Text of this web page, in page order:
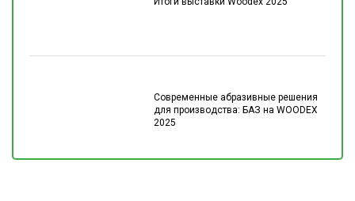
Современные абразивные решения
для производства: БАЗ на WOODEX
2025